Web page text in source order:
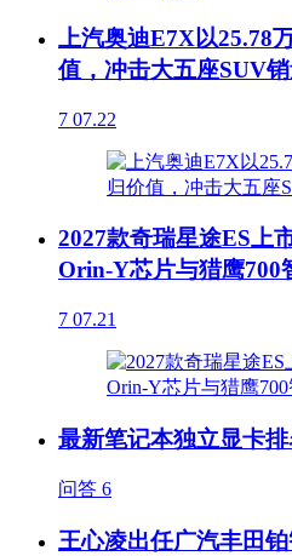
上汽奥迪E7X以25.78
值，冲击大五座SUV
7 07.22
2027款奇瑞星途ES上
Orin-Y芯片与猎鹰700
7 07.21
最新笔记本独立显卡排
问答 6
王心凌出任广汽丰田